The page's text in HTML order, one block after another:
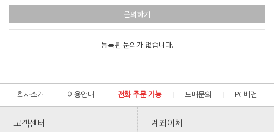
문의하기
등록된 문의가 없습니다.
회사소개 이용안내 전화 주문 가능 도매문의 PC버전
고객센터 계좌이체